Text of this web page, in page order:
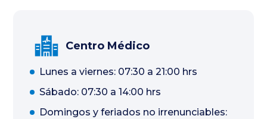
Centro Médico
Lunes a viernes: 07:30 a 21:00 hrs
Sábado: 07:30 a 14:00 hrs
Domingos y feriados no irrenunciables: